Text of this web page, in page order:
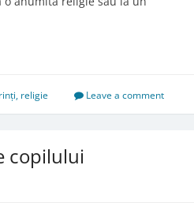
, religie Leave a comment
copilului